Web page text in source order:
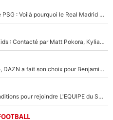
Yan Diomandé était trop cher pour le PSG : Voilà pourquoi le Real Madrid a accepté de payer la somme record de 140M€ pour boucler son transfert !
De l'équipe de France à The Voice Kids : Contacté par Matt Pokora, Kylian Mbappé a accepté de jouer un rôle inédit sur TF1 !
La Liga sur beIN Sports c’est terminé, DAZN a fait son choix pour Benjamin Da Silva et Omar Da Fonseca !
Raymond Domenech a posé ses conditions pour rejoindre L'EQUIPE du Soir : Il refuse de faire l'émission avec un autre chroniqueur !